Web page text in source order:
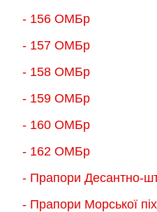
- 156 ОMБр
- 157 ОМБр
- 158 ОМБр
- 159 ОМБр
- 160 ОМБр
- 162 ОМБр
- Прапори Десантно-
- Прапори Морської